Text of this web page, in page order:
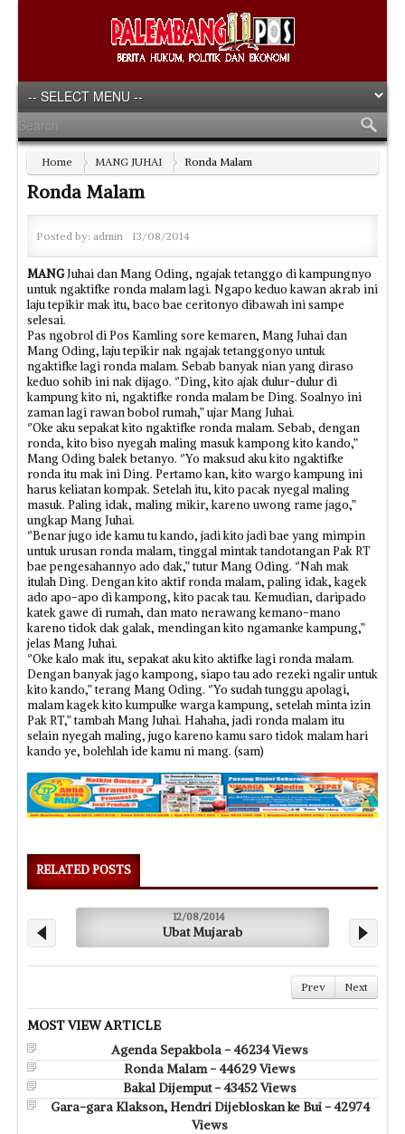
Home MANG JUHAI Ronda Malam
Ronda Malam
Posted by: admin 13/08/2014
MANGJuhai dan Mang Oding, ngajak tetanggo di kampungnyo
untuk ngaktifke ronda malam lagi. Ngapo keduo kawan akrab ini
laju tepikir mak itu, baco bae ceritonyo dibawah ini sampe
selesai.
Pas ngobrol di Pos Kamling sore kemaren, Mang Juhai dan
Mang Oding, laju tepikir nak ngajak tetanggonyo untuk
ngaktifke lagi ronda malam. Sebab banyak nian yang diraso
keduo sohib ini nak dijago. ‘’Ding, kito ajak dulur-dulur di
kampung kito ni, ngaktifke ronda malam be Ding. Soalnyo ini
zaman lagi rawan bobol rumah,” ujar Mang Juhai.
‘’Oke aku sepakat kito ngaktifke ronda malam. Sebab, dengan
ronda, kito biso nyegah maling masuk kampong kito kando,”
Mang Oding balek betanyo. ‘’Yo maksud aku kito ngaktifke
ronda itu mak ini Ding. Pertamo kan, kito wargo kampung ini
harus keliatan kompak. Setelah itu, kito pacak nyegal maling
masuk. Paling idak, maling mikir, kareno uwong rame jago,”
ungkap Mang Juhai.
‘’Benar jugo ide kamu tu kando, jadi kito jadi bae yang mimpin
untuk urusan ronda malam, tinggal mintak tandotangan Pak RT
bae pengesahannyo ado dak,” tutur Mang Oding. ‘’Nah mak
itulah Ding. Dengan kito aktif ronda malam, paling idak, kagek
ado apo-apo di kampong, kito pacak tau. Kemudian, daripado
katek gawe di rumah, dan mato nerawang kemano-mano
kareno tidok dak galak, mendingan kito ngamanke kampung,”
jelas Mang Juhai.
‘’Oke kalo mak itu, sepakat aku kito aktifke lagi ronda malam.
Dengan banyak jago kampong, siapo tau ado rezeki ngalir untuk
kito kando,” terang Mang Oding. ‘’Yo sudah tunggu apolagi,
malam kagek kito kumpulke warga kampung, setelah minta izin
Pak RT,” tambah Mang Juhai. Hahaha, jadi ronda malam itu
selain nyegah maling, jugo kareno kamu saro tidok malam hari
kando ye, bolehlah ide kamu ni mang. (sam)
RELATED POSTS
12/08/2014
Ubat Mujarab
Prev Next
MOST VIEW ARTICLE
Agenda Sepakbola - 46234 Views
Ronda Malam - 44629 Views
Bakal Dijemput - 43452 Views
Gara-gara Klakson, Hendri Dijebloskan ke Bui - 42974
Views